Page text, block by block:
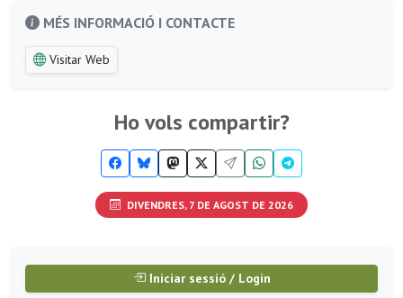
MÉS INFORMACIÓ I CONTACTE
Visitar Web
Ho vols compartir?
DIVENDRES, 7 DE AGOST DE 2026
Iniciar sessió / Login